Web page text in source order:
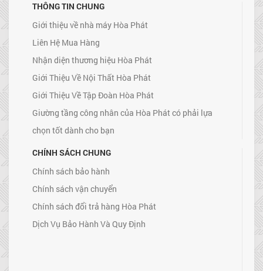
THÔNG TIN CHUNG
Giới thiệu về nhà máy Hòa Phát
Liên Hệ Mua Hàng
Nhận diện thương hiệu Hòa Phát
Giới Thiệu Về Nội Thất Hòa Phát
Giới Thiệu Về Tập Đoàn Hòa Phát
Giường tầng công nhân của Hòa Phát có phải lựa
chọn tốt dành cho bạn
CHÍNH SÁCH CHUNG
Chính sách bảo hành
Chính sách vận chuyển
Chính sách đổi trả hàng Hòa Phát
Dịch Vụ Bảo Hành Và Quy Định